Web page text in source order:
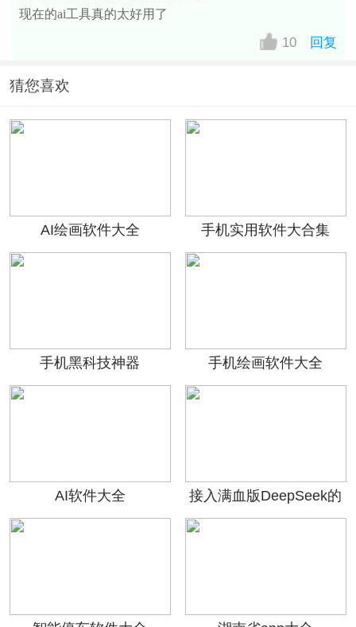
现在的ai工具真的太好用了
10 回复
猜您喜欢
AI绘画软件大全 手机实用软件大合集
手机黑科技神器 手机绘画软件大全
AI软件大全
接入满血版DeepSeek的
软件APP